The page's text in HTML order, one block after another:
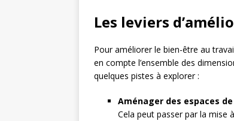
Les leviers
Pour améliorer le bien-être au
en compte l’ensemble des
quelques pistes à explorer :
Aménager des espaces
Cela peut passer par la mise